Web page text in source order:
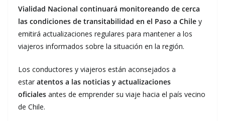
Vialidad Nacional continuará monitoreando de cerca
las condiciones de transitabilidad en el Paso a Chile y
emitirá actualizaciones regulares para mantener a los
viajeros informados sobre la situación en la región.
Los conductores y viajeros están aconsejados a
estar atentos a las noticias y actualizaciones
oficiales antes de emprender su viaje hacia el país vecino
de Chile.